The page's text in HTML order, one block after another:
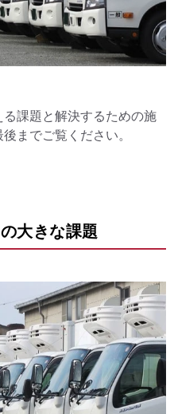
課題と解決するための施
までご覧ください。
大きな課題